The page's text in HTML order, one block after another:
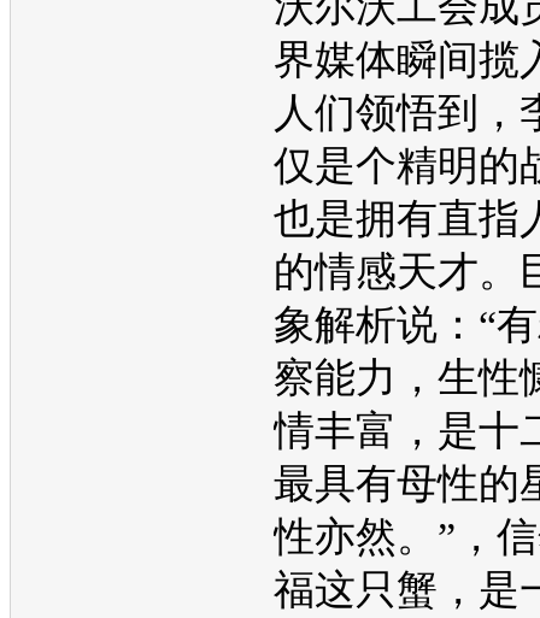
界媒体瞬间揽
人们领悟到，
仅是个精明的
也是拥有直指
的情感天才。
象解析说：“
察能力，生性
情丰富，是十
最具有母性的
性亦然。”，
福这只蟹，是